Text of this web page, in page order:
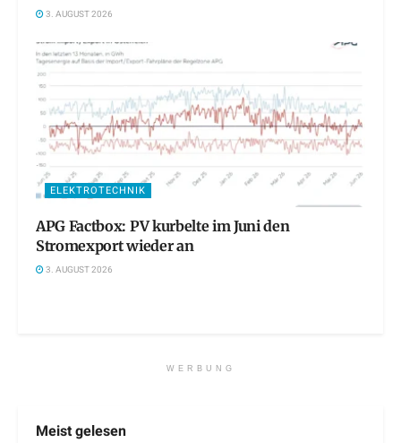
3. AUGUST 2026
ELEKTROTECHNIK
APG Factbox: PV kurbelte im Juni den
Stromexport wieder an
3. AUGUST 2026
WERBUNG
Meist gelesen